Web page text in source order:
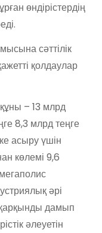
өндірістердің
сәттілік
қолдаулар
– 13 млрд
8,3 млрд теңге
асыру үшін
көлемі 9,6
әрі
дамып
әлеуетін